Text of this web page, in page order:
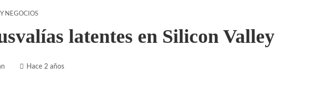
NEGOCIOS
latentes en Silicon Valley
Hace 2 años